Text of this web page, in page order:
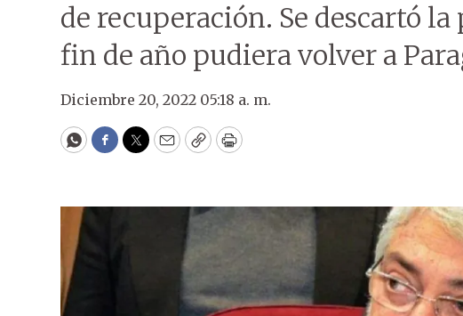
de recuperación. Se descartó
fin de año pudiera volver a
Diciembre 20, 2022 05:18 a. m.
WhatsApp
Facebook
Twitter
EmailCopyPrint